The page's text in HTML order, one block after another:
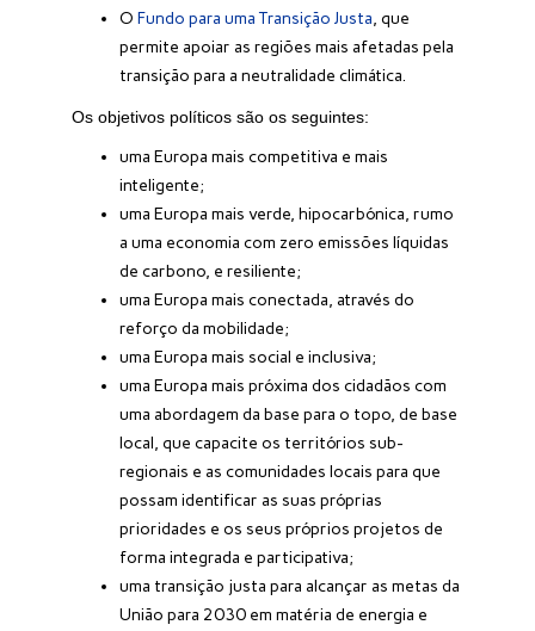
O Fundo para uma Transição Justa, que
permite apoiar as regiões mais afetadas pela
transição para a neutralidade climática.
Os objetivos políticos são os seguintes:
uma Europa mais competitiva e mais
inteligente;
uma Europa mais verde, hipocarbónica, rumo
a uma economia com zero emissões líquidas
de carbono, e resiliente;
uma Europa mais conectada, através do
reforço da mobilidade;
uma Europa mais social e inclusiva;
uma Europa mais próxima dos cidadãos com
uma abordagem da base para o topo, de base
local, que capacite os territórios sub-
regionais e as comunidades locais para que
possam identificar as suas próprias
prioridades e os seus próprios projetos de
forma integrada e participativa;
uma transição justa para alcançar as metas da
União para 2030 em matéria de energia e